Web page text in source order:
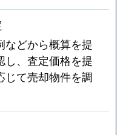
などから概算を提
し、査定価格を提
じて売却物件を調